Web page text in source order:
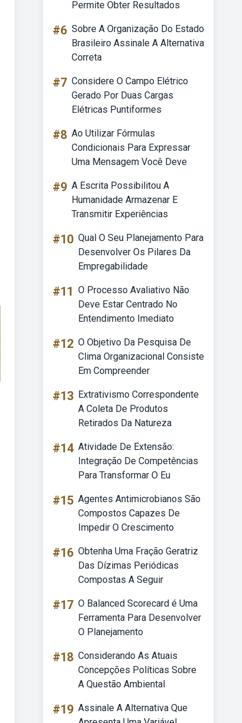
Permite Obter Resultados
#6 Sobre A Organização Do Estado
Brasileiro Assinale A Alternativa
Correta
#7 Considere O Campo Elétrico
Gerado Por Duas Cargas
Elétricas Puntiformes
#8 Ao Utilizar Fórmulas
Condicionais Para Expressar
Uma Mensagem Você Deve
#9 A Escrita Possibilitou A
Humanidade Armazenar E
Transmitir Experiências
#10 Qual O Seu Planejamento Para
Desenvolver Os Pilares Da
Empregabilidade
#11 O Processo Avaliativo Não
Deve Estar Centrado No
Entendimento Imediato
#12 O Objetivo Da Pesquisa De
Clima Organizacional Consiste
Em Compreender
#13 Extrativismo Correspondente
A Coleta De Produtos
Retirados Da Natureza
#14 Atividade De Extensão:
Integração De Competências
Para Transformar O Eu
#15 Agentes Antimicrobianos São
Compostos Capazes De
Impedir O Crescimento
#16 Obtenha Uma Fração Geratriz
Das Dízimas Periódicas
Compostas A Seguir
#17 O Balanced Scorecard é Uma
Ferramenta Para Desenvolver
O Planejamento
#18 Considerando As Atuais
Concepções Políticas Sobre
A Questão Ambiental
#19 Assinale A Alternativa Que